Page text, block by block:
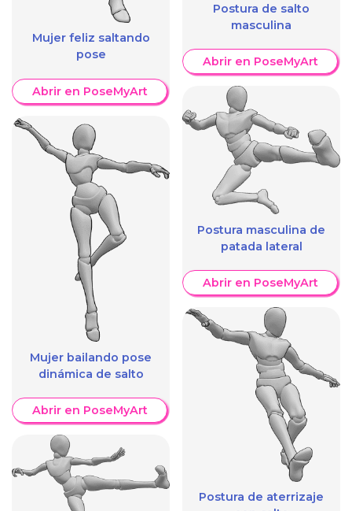
Mujer feliz saltando
pose
Abrir en PoseMyArt
Mujer bailando pose
dinámica de salto
Abrir en PoseMyArt
Postura de salto
masculina
Abrir en PoseMyArt
Postura masculina de
patada lateral
Abrir en PoseMyArt
Postura de aterrizaje